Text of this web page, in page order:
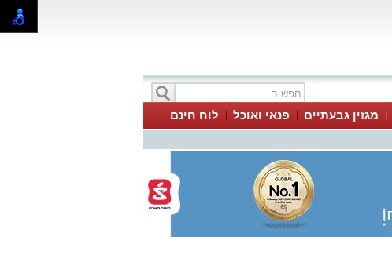
מגזין גבעתיים פנאי ואוכל לוח חינם